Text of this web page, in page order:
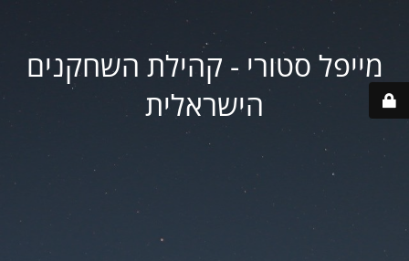
מייפל סטורי - קהילת השחקנים
הישראלית